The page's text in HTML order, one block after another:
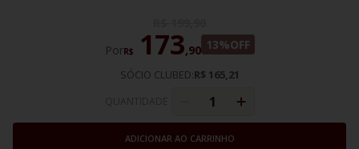
PorR$ 173,90 13%OFF
SÓCIO CLUBED:R$ 165,21
ADICIONAR AO CARRINHO